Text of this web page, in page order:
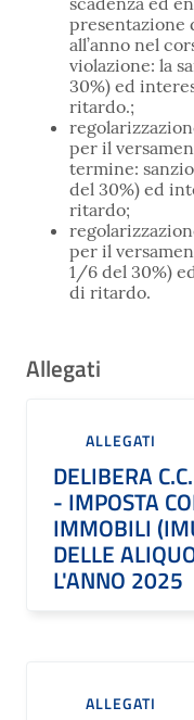
presentazione
all’anno nel
violazione: la
30%) ed
ritardo.;
per il
termine:
del 30%) ed
ritardo;
per il
1/6 del 30%)
di ritardo.
Allegati
ALLEGATI
DELIBERA
- IMPOSTA
IMMOBILI
DELLE
L'ANNO 2025
ALLEGATI